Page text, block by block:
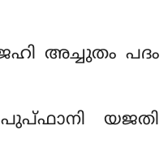
അച്ചുതം പദം
യജതി